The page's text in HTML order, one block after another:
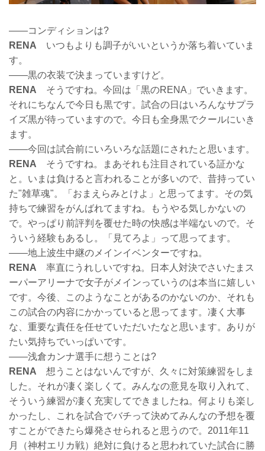
――コンディションは?
RENA いつもよりも調子がいいというか落ち着いていま
す。
――黒の衣装で決まっていますけど。
RENA そうですね。今回は「黒のRENA」でいきます。
それにちなんで今日も黒です。試合の日はいろんなサプラ
イズ黒が待っていますので。今日も全身黒でクールにいき
ます。
――今回は試合前にいろいろな話題にされたと思います。
RENA そうですね。まあそれも注目されている証かな
と。いまは負けると言われることが多いので、昔持ってい
た"雑草魂"。「おまえらみとけよ」と思ってます。その気
持ちで練習をがんばれてますね。もうやる気しかないの
で。やっぱり前評判を覆せた時の快感は半端ないので。そ
ういう経験もあるし。「見てろよ」って思ってます。
――地上波生中継のメインイベンターですね。
RENA 率直にうれしいですね。日本人対決でさいたまス
ーパーアリーナで女子がメインっていうのは本当に嬉しい
です。今後、このようなことがあるのかないのか、それも
この試合の内容にかかっていると思ってます。凄く大事
な、重要な責任を任せていただいたなと思います。ありが
たい気持ちでいっぱいです。
――浅倉カンナ選手に想うことは?
RENA 想うことはないんですが、久々に対策練習をしま
した。それが凄く楽しくて。みんなの意見を取り入れて、
そういう練習が凄く充実してできましたね。何よりも楽し
かったし、これを試合でバチって決めてみんなの予想を覆
すことができたら爆発させられると思うので。2011年11
月（神村エリカ戦）絶対に負けると思われていた試合に勝